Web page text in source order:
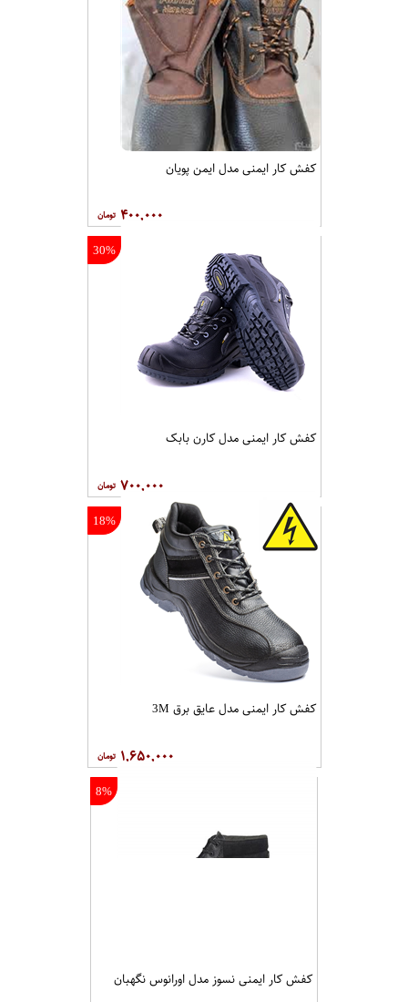
کفش کار ايمنی مدل ايمن پويان
۴۰۰,۰۰۰
30%
کفش کار ايمنی مدل کارن بابک
۷۰۰,۰۰۰
18%
کفش کار ایمنی مدل عایق برق 3M
۱,۶۵۰,۰۰۰
8%
کفش کار ايمنی نسوز مدل اورانوس نگهبان